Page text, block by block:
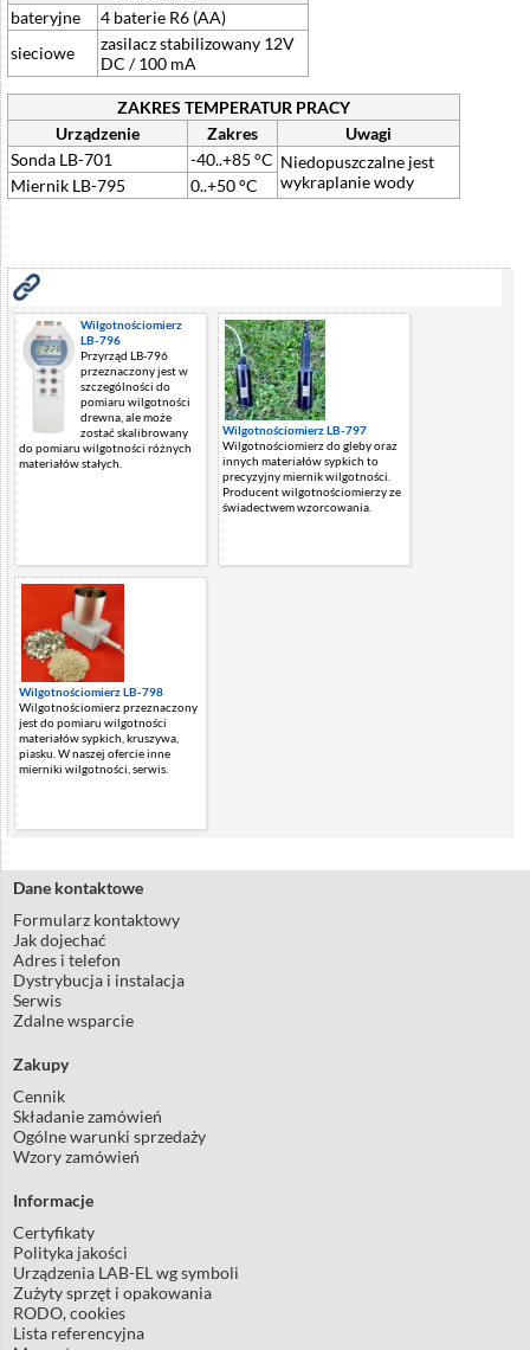
bateryjne
4 baterie R6 (AA)
sieciowe
zasilacz stabilizowany 12V
DC / 100 mA
ZAKRES TEMPERATUR PRACY
Urządzenie
Zakres
Uwagi
Sonda LB-701
-40..+85 °C Niedopuszczalne jest
wykraplanie wody
Miernik LB-795 0..+50 °C
Wilgotnościomierz
LB-796
Przyrząd LB-796
przeznaczony jest w
szczególności do
pomiaru wilgotności
drewna, ale może
zostać skalibrowany
do pomiaru wilgotności różnych
materiałów stałych.
Wilgotnościomierz LB-797
Wilgotnościomierz do gleby oraz
innych materiałów sypkich to
precyzyjny miernik wilgotności.
Producent wilgotnościomierzy ze
świadectwem wzorcowania.
Wilgotnościomierz LB-798
Wilgotnościomierz przeznaczony
jest do pomiaru wilgotności
materiałów sypkich, kruszywa,
piasku. W naszej ofercie inne
mierniki wilgotności, serwis.
Dane kontaktowe
Formularz kontaktowy
Jak dojechać
Adres i telefon
Dystrybucja i instalacja
Serwis
Zdalne wsparcie
Zakupy
Cennik
Składanie zamówień
Ogólne warunki sprzedaży
Wzory zamówień
Informacje
Certyfikaty
Polityka jakości
Urządzenia LAB-EL wg symboli
Zużyty sprzęt i opakowania
RODO, cookies
Lista referencyjna